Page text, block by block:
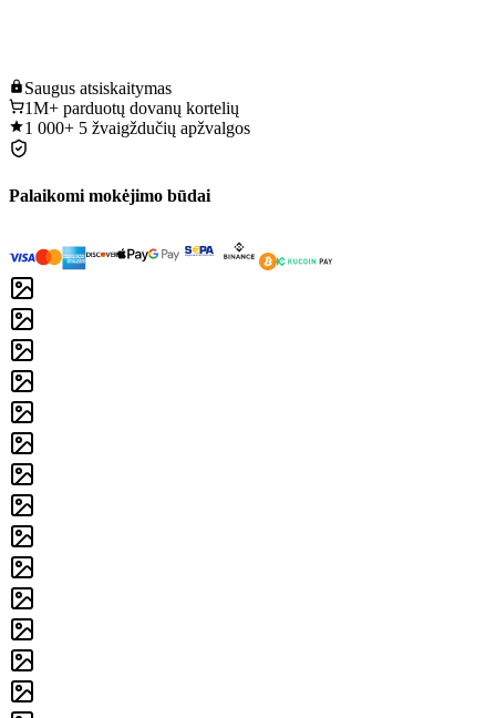
Saugus atsiskaitymas
1M+ parduotų dovanų kortelių
1 000+ 5 žvaigždučių apžvalgos
Palaikomi mokėjimo būdai